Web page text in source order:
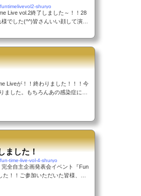
shuryo
Live vol.2終了しました～！！28
でした(^^)皆さんいい顔して演奏
も書いてみました。が、まあ～気
んの中には本当に人前で演奏する
リハーサルと同じように演奏でき
人、リハーサルよりうまく演奏で
...
Liveが！！終わりました！！！今
ました。もちろんあの感染症によ
おられまし...
ました！
time-live-vol-4-shuryo
全自主企画発表会イベント『Fun
た！！ご参加いただいた皆様、観